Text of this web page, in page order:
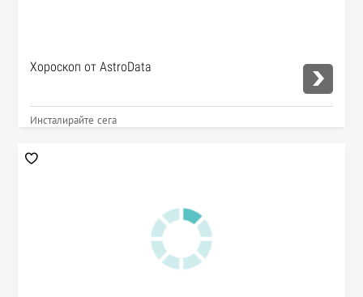
Хороскоп от AstroData
Инсталирайте сега